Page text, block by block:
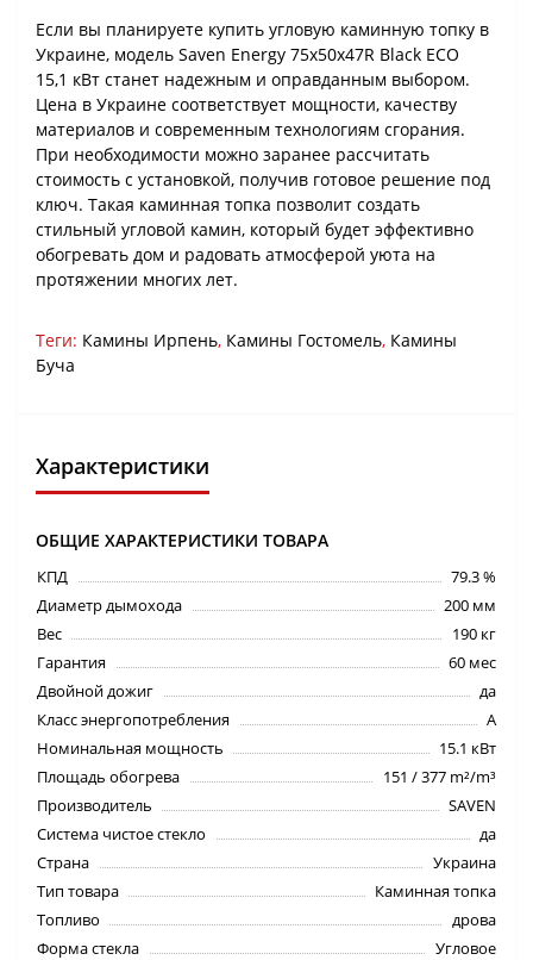
Если вы планируете купить угловую каминную топку в
Украине, модель Saven Energy 75х50х47R Black ECO
15,1 кВт станет надежным и оправданным выбором.
Цена в Украине соответствует мощности, качеству
материалов и современным технологиям сгорания.
При необходимости можно заранее рассчитать
стоимость с установкой, получив готовое решение под
ключ. Такая каминная топка позволит создать
стильный угловой камин, который будет эффективно
обогревать дом и радовать атмосферой уюта на
протяжении многих лет.
Теги: Камины Ирпень, Камины Гостомель, Камины
Буча
Характеристики
ОБЩИЕ ХАРАКТЕРИСТИКИ ТОВАРА
КПД
79.3 %
Диаметр дымохода
200 мм
Вес
190 кг
Гарантия
60 мес
Двойной дожиг
да
Класс энергопотребления
A
Номинальная мощность
15.1 кВт
Площадь обогрева
151 / 377 m²/m³
Производитель
SAVEN
Система чистое стекло
да
Страна
Украина
Тип товара
Каминная топка
Топливо
дрова
Форма стекла
Угловое